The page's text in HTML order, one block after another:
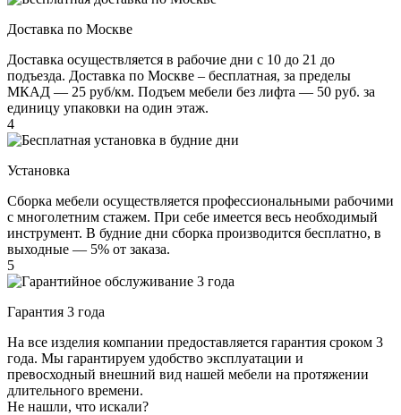
Доставка по Москве
Доставка осуществляется в рабочие дни с 10 до 21 до
подъезда. Доставка по Москве – бесплатная, за пределы
МКАД — 25 руб/км. Подъем мебели без лифта — 50 руб. за
единицу упаковки на один этаж.
4
Установка
Сборка мебели осуществляется профессиональными рабочими
с многолетним стажем. При себе имеется весь необходимый
инструмент. В будние дни сборка производится бесплатно, в
выходные — 5% от заказа.
5
Гарантия 3 года
На все изделия компании предоставляется гарантия сроком 3
года. Мы гарантируем удобство эксплуатации и
превосходный внешний вид нашей мебели на протяжении
длительного времени.
Не нашли, что искали?